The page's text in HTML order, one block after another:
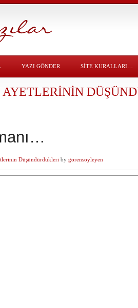
YAZI GÖNDER SITE KURALLARI…
Düşündürdükleri by gorensoyleyen